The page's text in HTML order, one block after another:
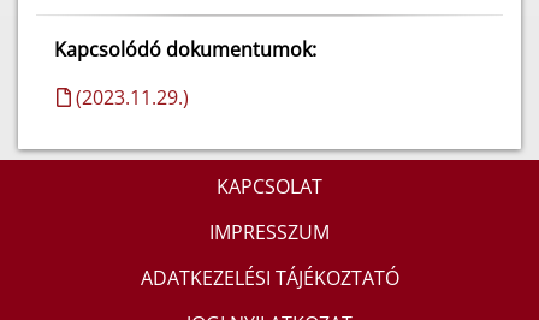
Kapcsolódó dokumentumok:
(2023.11.29.)
KAPCSOLAT
IMPRESSZUM
ADATKEZELÉSI TÁJÉKOZTATÓ